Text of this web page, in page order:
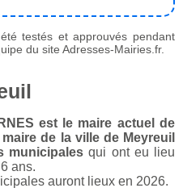
testés et approuvés pendant
du site Adresses-Mairies.fr.
est le maire actuel de
de la ville de Meyreuil
municipales qui ont eu lieu
ans.
auront lieux en 2026.